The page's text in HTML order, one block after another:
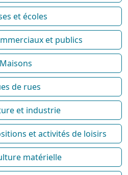
et écoles
et publics
Maisons
de rues
et industrie
et activités de loisirs
matérielle